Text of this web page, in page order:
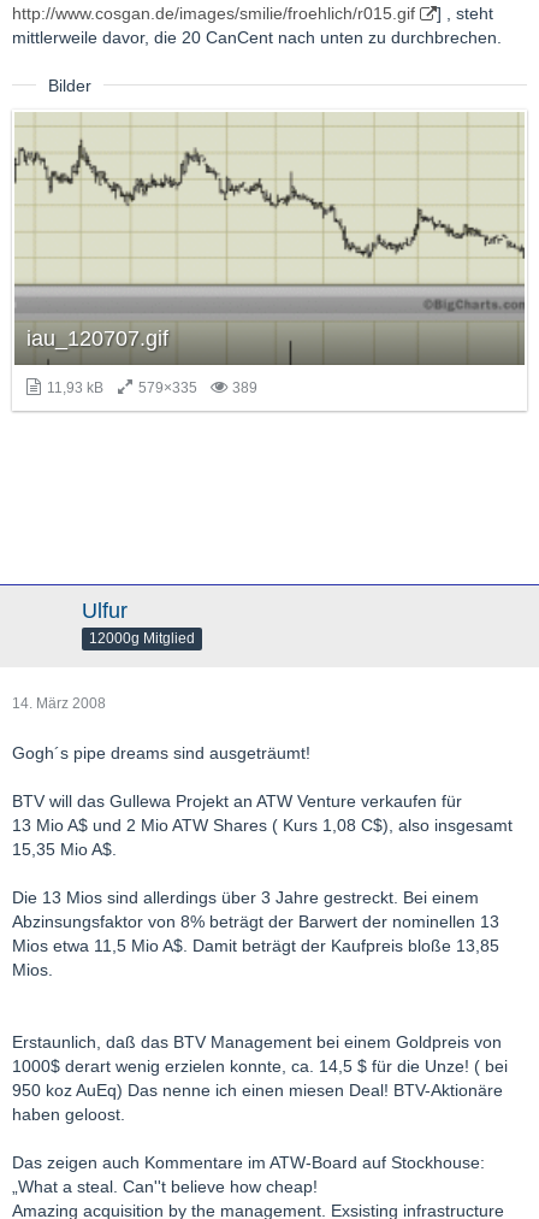
http://www.cosgan.de/images/smilie/froehlich/r015.gif
] , steht
mittlerweile davor, die 20 CanCent nach unten zu durchbrechen.
Bilder
iau_120707.gif
11,93 kB 579×335 389
Ulfur
12000g Mitglied
14. März 2008
Gogh´s pipe dreams sind ausgeträumt!
BTV will das Gullewa Projekt an ATW Venture verkaufen für
13 Mio A$ und 2 Mio ATW Shares ( Kurs 1,08 C$), also insgesamt
15,35 Mio A$.
Die 13 Mios sind allerdings über 3 Jahre gestreckt. Bei einem
Abzinsungsfaktor von 8% beträgt der Barwert der nominellen 13
Mios etwa 11,5 Mio A$. Damit beträgt der Kaufpreis bloße 13,85
Mios.
Erstaunlich, daß das BTV Management bei einem Goldpreis von
1000$ derart wenig erzielen konnte, ca. 14,5 $ für die Unze! ( bei
950 koz AuEq) Das nenne ich einen miesen Deal! BTV-Aktionäre
haben geloost.
Das zeigen auch Kommentare im ATW-Board auf Stockhouse:
„What a steal. Can''t believe how cheap!
Amazing acquisition by the management. Exsisting infrastructure